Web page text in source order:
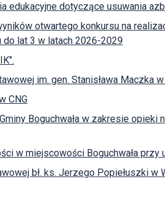
edukacyjne dotyczące usuwania
otwartego konkursu na
do lat 3 w latach 2026-2029
im. gen. Stanisława Maczka
CNG
Boguchwała w zakresie
w miejscowości Boguchwała przy
bł. ks. Jerzego Popiełuszki w